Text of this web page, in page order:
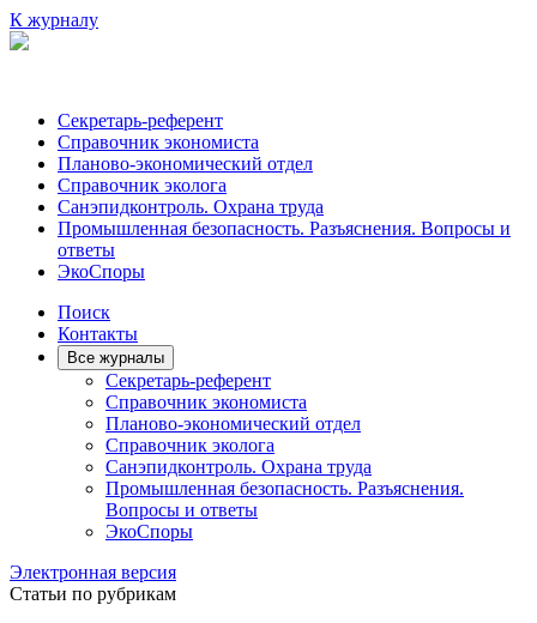
К журналу
Секретарь-референт
Справочник экономиста
Планово-экономический отдел
Справочник эколога
Санэпидконтроль. Охрана труда
Промышленная безопасность. Разъяснения. Вопросы и
ответы
ЭкоСпоры
Поиск
Контакты
Все журналы
Секретарь-референт
Справочник экономиста
Планово-экономический отдел
Справочник эколога
Санэпидконтроль. Охрана труда
Промышленная безопасность. Разъяснения.
Вопросы и ответы
ЭкоСпоры
Электронная версия
Статьи по рубрикам